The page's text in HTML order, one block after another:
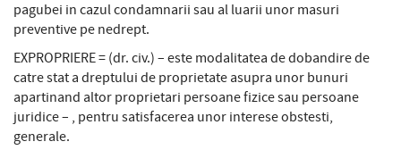
pagubei in cazul condamnarii sau al luarii unor masuri
preventive pe nedrept.
EXPROPRIERE = (dr. civ.) – este modalitatea de dobandire de
catre stat a dreptului de proprietate asupra unor bunuri
apartinand altor proprietari persoane fizice sau persoane
juridice – , pentru satisfacerea unor interese obstesti,
generale.